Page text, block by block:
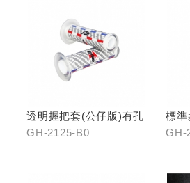
透明握把套(公仔版)有孔
GH-2125-B0
標準
GH-